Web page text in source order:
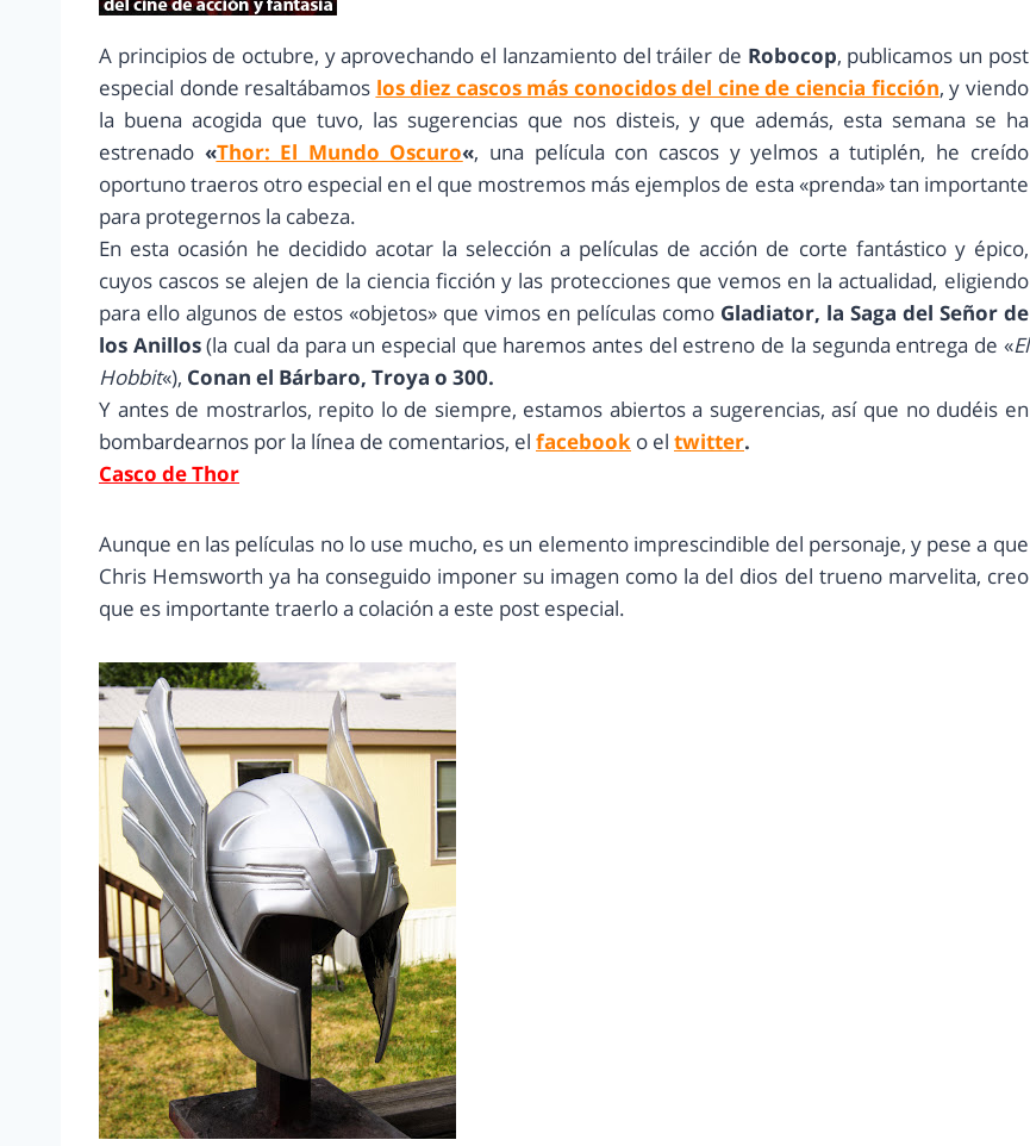
A principios de octubre, y aprovechando el lanzamiento del tráiler de Robocop, publicamos un post
especial donde resaltábamos los diez cascos más conocidos del cine de ciencia ficción, y viendo
la buena acogida que tuvo, las sugerencias que nos disteis, y que además, esta semana se ha
estrenado «Thor: El Mundo Oscuro«, una película con cascos y yelmos a tutiplén, he creído
oportuno traeros otro especial en el que mostremos más ejemplos de esta «prenda» tan importante
para protegernos la cabeza.
En esta ocasión he decidido acotar la selección a películas de acción de corte fantástico y épico,
cuyos cascos se alejen de la ciencia ficción y las protecciones que vemos en la actualidad, eligiendo
para ello algunos de estos «objetos» que vimos en películas comoGladiator, la Saga del Señor de
los Anillos(la cual da para un especial que haremos antes del estreno de la segunda entrega de «El
Hobbit«), Conan el Bárbaro, Troya o 300.
Y antes de mostrarlos, repito lo de siempre, estamos abiertos a sugerencias, así que no dudéis en
bombardearnos por la línea de comentarios, el facebook o el twitter.
Casco de Thor
Aunque en las películas no lo use mucho, es un elemento imprescindible del personaje, y pese a que
Chris Hemsworth ya ha conseguido imponer su imagen como la del dios del trueno marvelita, creo
que es importante traerlo a colación a este post especial.